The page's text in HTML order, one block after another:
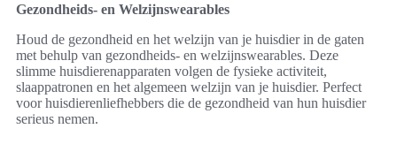
Gezondheids- en Welzijnswearables
Houd de gezondheid en het welzijn van je huisdier in de gaten
met behulp van gezondheids- en welzijnswearables. Deze
slimme huisdierenapparaten volgen de fysieke activiteit,
slaappatronen en het algemeen welzijn van je huisdier. Perfect
voor huisdierenliefhebbers die de gezondheid van hun huisdier
serieus nemen.